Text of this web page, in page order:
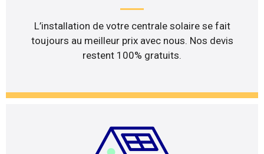
L’installation de votre centrale solaire se fait
toujours au meilleur prix avec nous. Nos devis
restent 100% gratuits.